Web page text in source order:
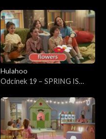
Przeciwieństwa
Hulahoo
Odcinek 19 – SPRING IS